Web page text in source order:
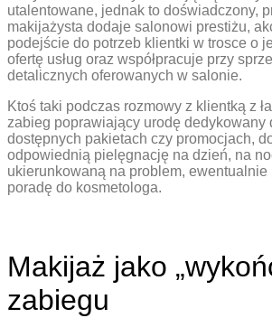
utalentowane, jednak to doświadczony,
makijażysta dodaje salonowi prestiżu,
podejście do potrzeb klientki w trosce o
ofertę usług oraz współpracuje przy
detalicznych oferowanych w salonie.
Ktoś taki podczas rozmowy z klientką z
zabieg poprawiający urodę dedykowany
dostępnych pakietach czy promocjach,
odpowiednią pielęgnację na dzień, na
ukierunkowaną na problem, ewentualnie
poradę do kosmetologa.
Makijaż jako
zabiegu